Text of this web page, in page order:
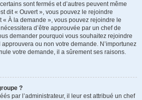
sont fermés et d’autres peuvent même
dit « Ouvert », vous pouvez le rejoindre
« À la demande », vous pouvez rejoindre le
d’être approuvée par un chef de
demander pourquoi vous souhaitez rejoindre
approuvera ou non votre demande. N’importunez
votre demande, il a sûrement ses raisons.
?
par l’administrateur, il leur est attribué un chef